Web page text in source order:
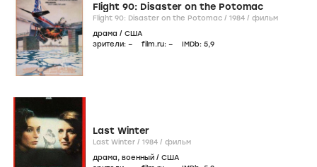
Flight 90: Disaster on the Potomac
Flight 90: Disaster on the Potomac / 1984 / фильм
драма / США
зрители: – film.ru: – IMDb: 5,9
Last Winter
Last Winter / 1984 / фильм
драма, военный / США